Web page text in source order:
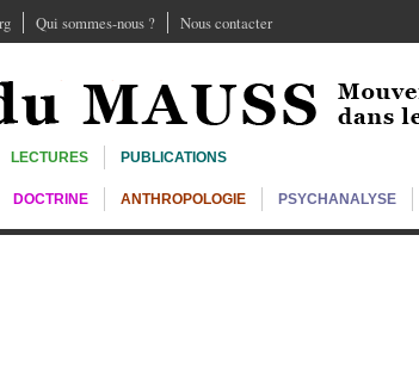
Qui sommes-nous ? Nous contacter
LECTURES PUBLICATIONS
DOCTRINE ANTHROPOLOGIE PSYCHANALYSE